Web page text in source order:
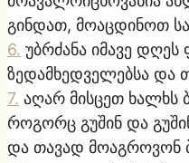
გინდათ, მოაცდინოთ
6. უბრძანა იმავე
ზედამხედველებსა და
7. აღარ მისცეთ ხალხს
როგორც გუშინ და
და თავად მოაგროვონ